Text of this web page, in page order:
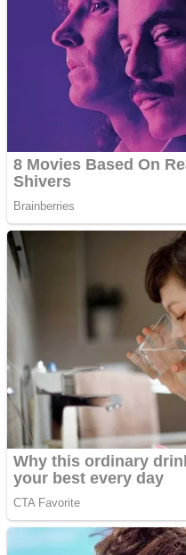
Advertisements